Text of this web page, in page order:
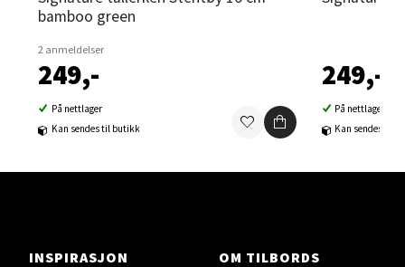
bamboo green
2 anmeldelser
249,-
På nettlager
Kan sendes til butikk
249,-
På nettlager
Kan sendes til
INSPIRASJON
OM TILBORDS
Lillehammer - Strandtorget
Strandtorget, 2609 Lillehammer
Åpent i dag 09-18
0 i butikk
Strømmen - Thon Senter Strømmen